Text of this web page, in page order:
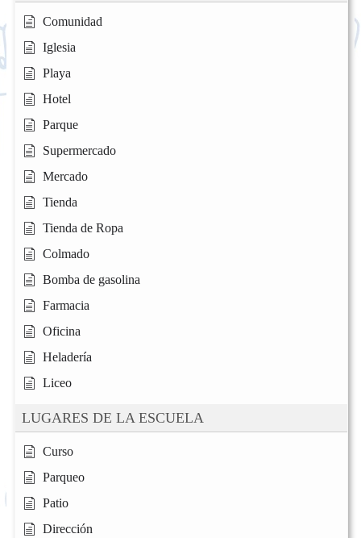
Comunidad
Iglesia
Playa
Hotel
Parque
Supermercado
Mercado
Tienda
Tienda de Ropa
Colmado
Bomba de gasolina
Farmacia
Oficina
Heladería
Liceo
LUGARES DE LA ESCUELA
Curso
Parqueo
Patio
Dirección